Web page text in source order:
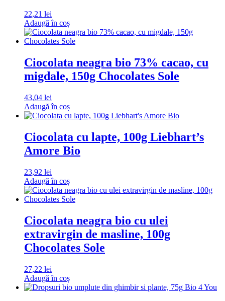
22,21 lei
Adaugă în coș
Ciocolata neagra bio 73% cacao, cu
migdale, 150g Chocolates Sole
43,04 lei
Adaugă în coș
Ciocolata cu lapte, 100g Liebhart’s
Amore Bio
23,92 lei
Adaugă în coș
Ciocolata neagra bio cu ulei
extravirgin de masline, 100g
Chocolates Sole
27,22 lei
Adaugă în coș